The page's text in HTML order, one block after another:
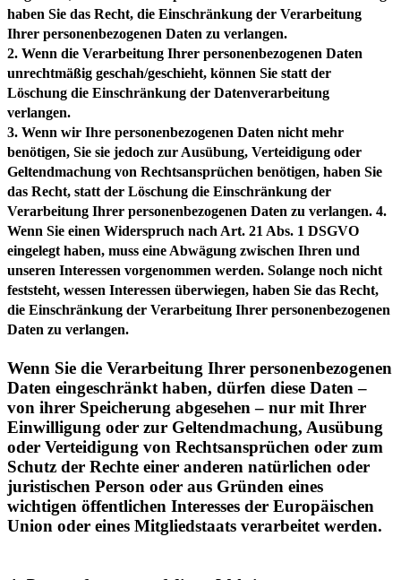
2. Wenn die Verarbeitung Ihrer personenbezogenen Daten
unrechtmäßig geschah/geschieht, können Sie statt der
Löschung die Einschränkung der Datenverarbeitung
verlangen.
3. Wenn wir Ihre personenbezogenen Daten nicht mehr
benötigen, Sie sie jedoch zur Ausübung, Verteidigung oder
Geltendmachung von Rechtsansprüchen benötigen, haben Sie
das Recht, statt der Löschung die Einschränkung der
Verarbeitung Ihrer personenbezogenen Daten zu verlangen. 4.
Wenn Sie einen Widerspruch nach Art. 21 Abs. 1 DSGVO
eingelegt haben, muss eine Abwägung zwischen Ihren und
unseren Interessen vorgenommen werden. Solange noch nicht
feststeht, wessen Interessen überwiegen, haben Sie das Recht,
die Einschränkung der Verarbeitung Ihrer personenbezogenen
Daten zu verlangen.
Wenn Sie die Verarbeitung Ihrer personenbezogenen
von ihrer Speicherung abgesehen – nur mit Ihrer
Einwilligung oder zur Geltendmachung, Ausübung
oder Verteidigung von Rechtsansprüchen oder zum
Schutz der Rechte einer anderen natürlichen oder
juristischen Person oder aus Gründen eines
wichtigen öffentlichen Interesses der Europäischen
Union oder eines Mitgliedstaats verarbeitet werden.